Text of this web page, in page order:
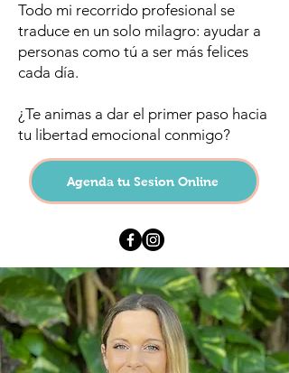
Todo mi recorrido profesional se
traduce en un solo milagro: ayudar a
personas como tú a ser más felices
cada día.
¿Te animas a dar el primer paso hacia
tu libertad emocional conmigo?
Agenda tu Sesion Online